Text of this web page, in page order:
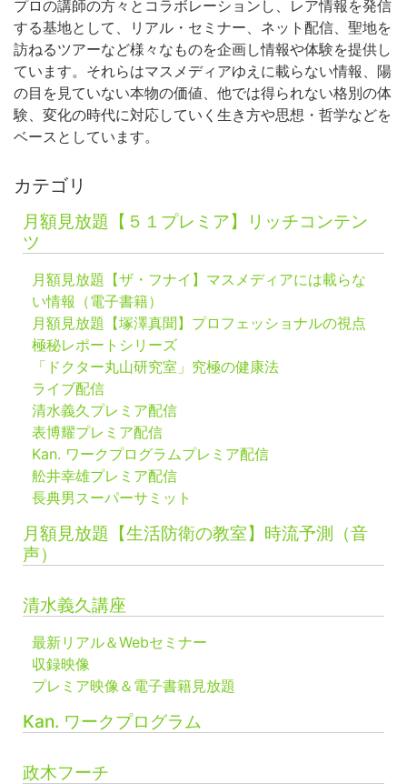
プロの講師の方々とコラボレーションし、レア情報を発信
する基地として、リアル・セミナー、ネット配信、聖地を
訪ねるツアーなど様々なものを企画し情報や体験を提供し
ています。それらはマスメディアゆえに載らない情報、陽
の目を見ていない本物の価値、他では得られない格別の体
験、変化の時代に対応していく生き方や思想・哲学などを
ベースとしています。
カテゴリ
月額見放題【５１プレミア】リッチコンテン
ツ
月額見放題【ザ・フナイ】マスメディアには載らな
い情報（電子書籍）
月額見放題【塚澤真聞】プロフェッショナルの視点
極秘レポートシリーズ
「ドクター丸山研究室」究極の健康法
ライブ配信
清水義久プレミア配信
表博耀プレミア配信
Kan. ワークプログラムプレミア配信
舩井幸雄プレミア配信
長典男スーパーサミット
月額見放題【生活防衛の教室】時流予測（音
声）
清水義久講座
最新リアル＆Webセミナー
収録映像
プレミア映像＆電子書籍見放題
Kan. ワークプログラム
政木フーチ